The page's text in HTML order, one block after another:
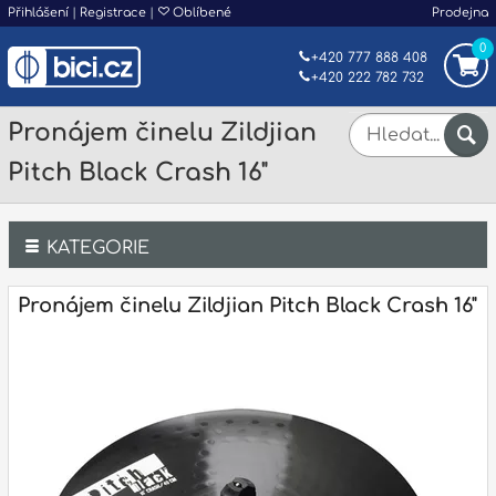
Přihlášení | Registrace | Oblíbené Prodejna
0
+420 777 888 408
+420 222 782 732
Pronájem činelu Zildjian
Pitch Black Crash 16"
KATEGORIE
Bicí
Pronájem činelu Zildjian Pitch Black Crash 16"